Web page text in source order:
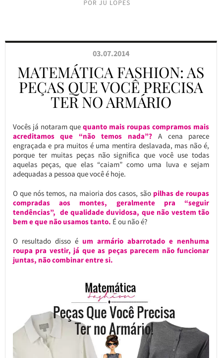
03.07.2014
MATEMÁTICA FASHION: AS
PEÇAS QUE VOCÊ PRECISA
TER NO ARMÁRIO
Vocês já notaram que quanto mais roupas compramos mais
acreditamos que “não temos nada”?A cena parece
engraçada e pra muitos é uma mentira deslavada, mas não é,
porque ter muitas peças não significa que você use todas
aquelas peças, que elas “caiam” como uma luva e sejam
adequadas a pessoa que você é hoje.
O que nós temos, na maioria dos casos, são pilhas de roupas
compradas aos montes, geralmente pra “seguir
tendências”, de qualidade duvidosa, que não vestem tão
bem e que não usamos tanto. É ou não é?
O resultado disso é um armário abarrotado e nenhuma
roupa pra vestir, já que as peças parecem não funcionar
juntas, não combinar entre si.